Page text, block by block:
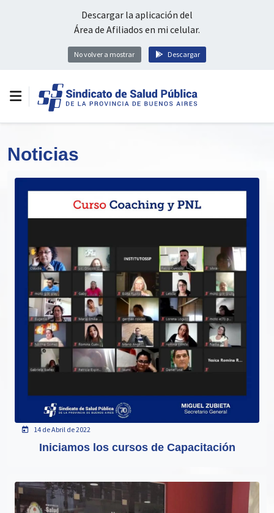
Descargar la aplicación del
Área de Afiliados en mi celular.
No volver a mostrar Descargar
Noticias
14 de Abril de 2022
Iniciamos los cursos de Capacitación